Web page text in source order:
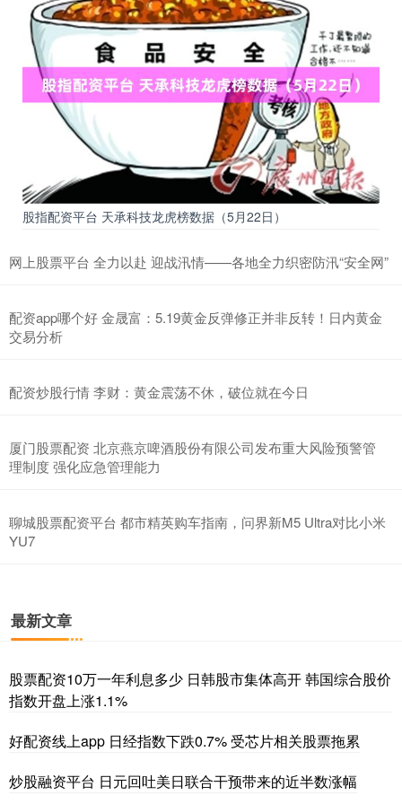
股指配资平台 天承科技龙虎榜数据（5月22日）
网上股票平台 全力以赴 迎战汛情——各地全力织密防汛“安全网”
配资app哪个好 金晟富：5.19黄金反弹修正并非反转！日内黄金
交易分析
配资炒股行情 李财：黄金震荡不休，破位就在今日
厦门股票配资 北京燕京啤酒股份有限公司发布重大风险预警管
理制度 强化应急管理能力
聊城股票配资平台 都市精英购车指南，问界新M5 Ultra对比小米
YU7
最新文章
股票配资10万一年利息多少 日韩股市集体高开 韩国综合股价
指数开盘上涨1.1%
好配资线上app 日经指数下跌0.7% 受芯片相关股票拖累
炒股融资平台 日元回吐美日联合干预带来的近半数涨幅